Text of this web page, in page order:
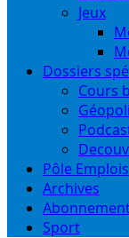
Jeux
Dossiers
Cours
Pôle Emplois
Archives
Sport